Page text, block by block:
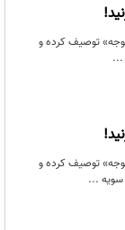
را «قابل توجه» توصیف کرده و
...
را «قابل توجه» توصیف کرده و
سویه ...